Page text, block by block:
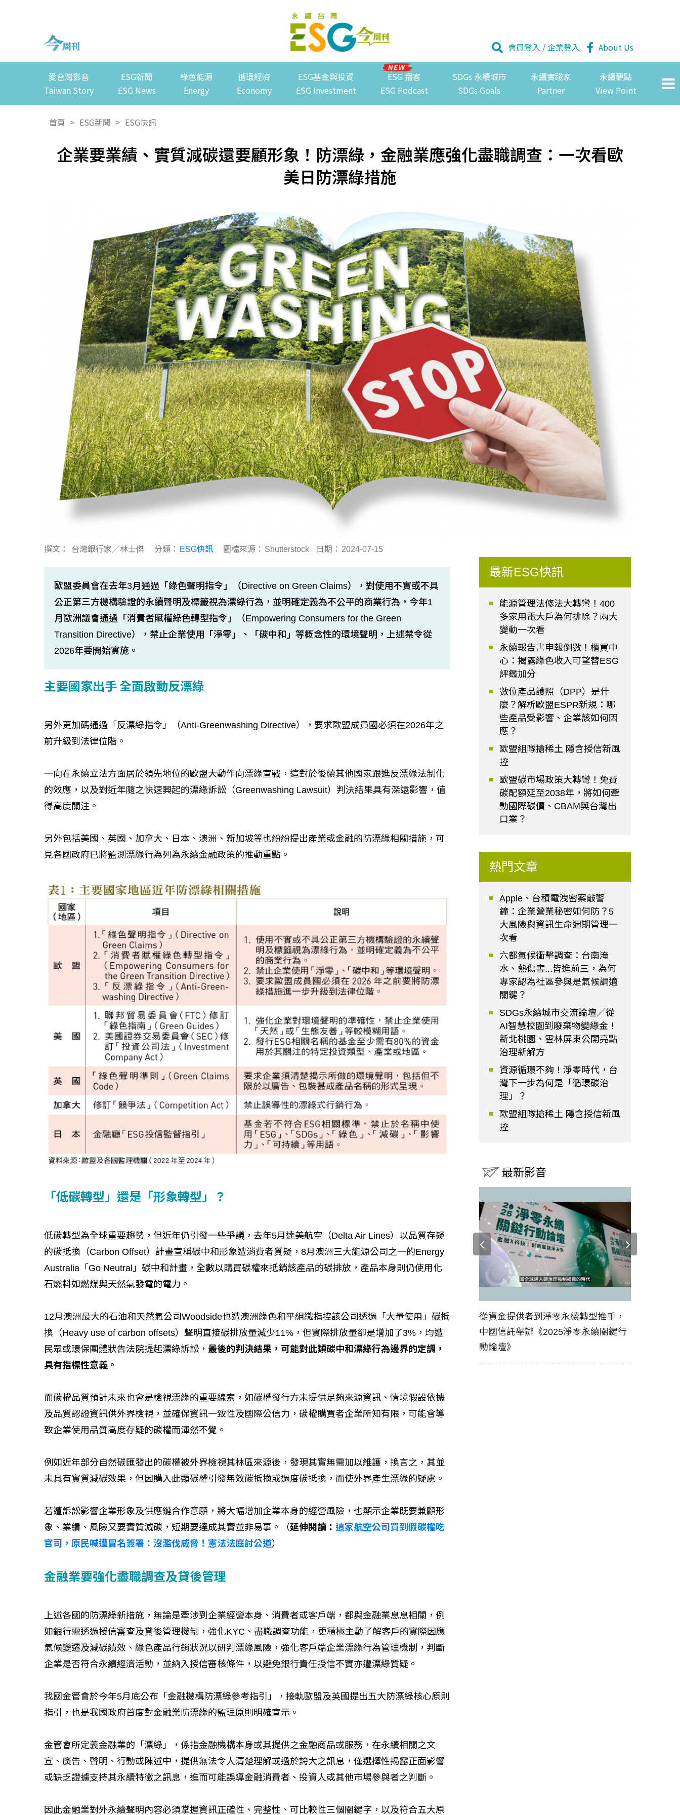
會員登入 /企業登入 About Us
愛台灣影音
Taiwan Story
ESG新聞
ESG News
綠色能源
Energy
循環經濟
Economy
ESG基金與投資
ESG Investment
ESG 播客
ESG Podcast
SDGs 永續城市
SDGs Goals
永續實踐家
Partner
永續觀點
View Point
首頁 > ESG新聞 > ESG快訊
企業要業績、實質減碳還要顧形象！防漂綠，金融業應強化盡職調查：一次看歐
美日防漂綠措施
撰文： 台灣銀行家／林士傑 分類： ESG快訊 圖檔來源： Shutterstock 日期： 2024-07-15
歐盟委員會在去年3月通過「綠色聲明指令」（Directive on Green Claims），對使用不實或不具
公正第三方機構驗證的永續聲明及標籤視為漂綠行為，並明確定義為不公平的商業行為，今年1
月歐洲議會通過「消費者賦權綠色轉型指令」（Empowering Consumers for the Green
Transition Directive），禁止企業使用「淨零」、「碳中和」等概念性的環境聲明，上述禁令從
2026年要開始實施。
主要國家出手 全面啟動反漂綠
另外更加碼通過「反漂綠指令」（Anti-Greenwashing Directive），要求歐盟成員國必須在2026年之
前升級到法律位階。
一向在永續立法方面居於領先地位的歐盟大動作向漂綠宣戰，這對於後續其他國家跟進反漂綠法制化
的效應，以及對近年隨之快速興起的漂綠訴訟（Greenwashing Lawsuit）判決結果具有深遠影響，值
得高度關注。
另外包括美國、英國、加拿大、日本、澳洲、新加坡等也紛紛提出產業或金融的防漂綠相關措施，可
見各國政府已將監測漂綠行為列為永續金融政策的推動重點。
「低碳轉型」還是「形象轉型」？
低碳轉型為全球重要趨勢，但近年仍引發一些爭議，去年5月達美航空（Delta Air Lines）以品質存疑
的碳抵換（Carbon Offset）計畫宣稱碳中和形象遭消費者質疑，8月澳洲三大能源公司之一的Energy
Australia「Go Neutral」碳中和計畫，全數以購買碳權來抵銷該產品的碳排放，產品本身則仍使用化
石燃料如燃煤與天然氣發電的電力。
12月澳洲最大的石油和天然氣公司Woodside也遭澳洲綠色和平組織指控該公司透過「大量使用」碳抵
換（Heavy use of carbon offsets）聲明直接碳排放量減少11%，但實際排放量卻是增加了3%，均遭
民眾或環保團體狀告法院提起漂綠訴訟， 最後的判決結果，可能對此類碳中和漂綠行為邊界的定調，
具有指標性意義。
而碳權品質預計未來也會是檢視漂綠的重要線索，如碳權發行方未提供足夠來源資訊、情境假設依據
及品質認證資訊供外界檢視，並確保資訊一致性及國際公信力，碳權購買者企業所知有限，可能會導
致企業使用品質高度存疑的碳權而渾然不覺。
例如近年部分自然碳匯發出的碳權被外界檢視其林區來源後，發現其實無需加以維護，換言之，其並
未具有實質減碳效果，但因購入此類碳權引發無效碳抵換或過度碳抵換，而使外界產生漂綠的疑慮。
若遭訴訟影響企業形象及供應鏈合作意願，將大幅增加企業本身的經營風險，也顯示企業既要兼顧形
象、業績、風險又要實質減碳，短期要達成其實並非易事。（延伸閱讀： 這家航空公司買到假碳權吃
官司，原民喊遭冒名簽署：沒濫伐威脅！憲法法庭討公道）
金融業要強化盡職調查及貸後管理
上述各國的防漂綠新措施，無論是牽涉到企業經營本身、消費者或客戶端，都與金融業息息相關，例
如銀行需透過授信審查及貸後管理機制，強化KYC、盡職調查功能，更積極主動了解客戶的實際因應
氣候變遷及減碳績效、綠色產品行銷狀況以研判漂綠風險，強化客戶端企業漂綠行為管理機制，判斷
企業是否符合永續經濟活動，並納入授信審核條件，以避免銀行責任授信不實亦遭漂綠質疑。
我國金管會於今年5月底公布「金融機構防漂綠參考指引」，接軌歐盟及英國提出五大防漂綠核心原則
指引，也是我國政府首度對金融業防漂綠的監理原則明確宣示。
金管會所定義金融業的「漂綠」，係指金融機構本身或其提供之金融商品或服務，在永續相關之文
宣、廣告、聲明、行動或陳述中，提供無法令人清楚理解或過於誇大之訊息，僅選擇性揭露正面影響
或缺乏證據支持其永續特徵之訊息，進而可能誤導金融消費者、投資人或其他市場參與者之判斷。
因此金融業對外永續聲明內容必須掌握資訊正確性、完整性、可比較性三個關鍵字，以及符合五大原
最新ESG快訊
能源管理法修法大轉彎！400
多家用電大戶為何排除？兩大
變動一次看
永續報告書申報倒數！櫃買中
心：揭露綠色收入可望替ESG
評鑑加分
數位產品護照（DPP）是什
麼？解析歐盟ESPR新規：哪
些產品受影響、企業該如何因
應？
歐盟組隊搶稀土 隱含授信新風
控
歐盟碳市場政策大轉彎！免費
碳配額延至2038年，將如何牽
動國際碳價、CBAM與台灣出
口業？
熱門文章
Apple、台積電洩密案敲警
鐘：企業營業秘密如何防？5
大風險與資訊生命週期管理一
次看
六都氣候衝擊調查：台南淹
水、熱傷害...皆進前三，為何
專家認為社區參與是氣候調適
關鍵？
SDGs永續城市交流論壇／從
AI智慧校園到廢棄物變綠金！
新北桃園、雲林屏東公開亮點
治理新解方
資源循環不夠！淨零時代，台
灣下一步為何是「循環碳治
理」？
歐盟組隊搶稀土 隱含授信新風
控
最新影音
如何守護每個生命的轉折點？ 醫務社
工改變病患命運的真實故事
【故事精華】從黑暗到光明 見證醫務
社工如何改變生命的故事
從資金提供者到淨零永續轉型推手，
中國信託舉辦《2025淨零永續關鍵行
動論壇》